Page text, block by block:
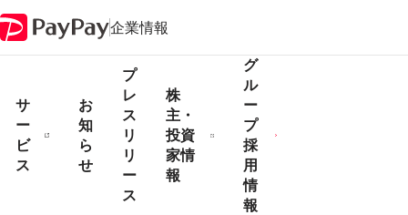
企業情報
サ
ー
ビ
ス
お
知
ら
せ
プ
レ
ス
リ
リ
ー
ス
株
主・
投資
家情
報
グ
ル
ー
プ
採
用
情
報